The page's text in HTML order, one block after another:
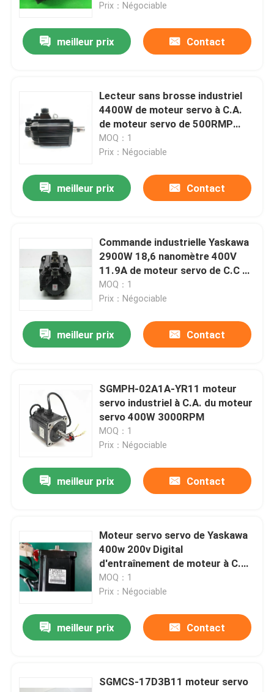
Servomoteur industriel
Commandes servo industrielles
Amplificateur servo à C.A.
Module d'alimentation d'énergie superflu
Digital je module d'O
Inverseur variable de fréquence
Émetteur de la température de pression
Écran tactile de HMI
Contrôleur programmable de logique de PLC
Fan centrifuge industrielle
Prix：Négociable
meilleur prix Contact
Lecteur sans brosse industriel
4400W de moteur servo à C.A.
de moteur servo de 500RMP
SGMG-55BWABF
MOQ：1
Prix：Négociable
meilleur prix Contact
Commande industrielle Yaskawa
2900W 18,6 nanomètre 400V
11.9A de moteur servo de C.C de
SGMGH-30DCA6C
MOQ：1
Prix：Négociable
meilleur prix Contact
SGMPH-02A1A-YR11 moteur
servo industriel à C.A. du moteur
servo 400W 3000RPM
MOQ：1
Prix：Négociable
meilleur prix Contact
Moteur servo servo de Yaskawa
400w 200v Digital
d'entraînement de moteur à C.A.
SGMPH-041A-YR11
MOQ：1
Prix：Négociable
meilleur prix Contact
SGMCS-17D3B11 moteur servo